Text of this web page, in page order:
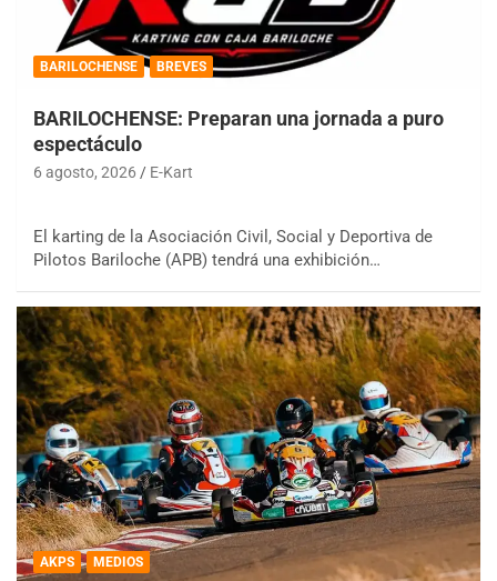
BARILOCHENSE BREVES
BARILOCHENSE: Preparan una jornada a puro
espectáculo
6 agosto, 2026 E-Kart
El karting de la Asociación Civil, Social y Deportiva de
Pilotos Bariloche (APB) tendrá una exhibición…
AKPS MEDIOS